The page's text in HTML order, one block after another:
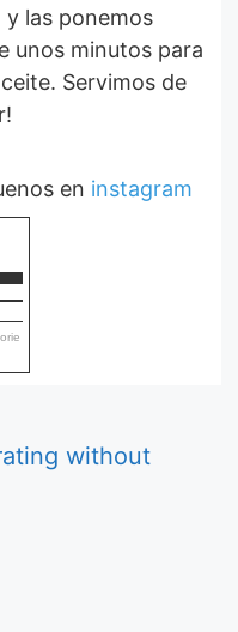
las ponemos
unos minutos para
Servimos de
en instagram
without